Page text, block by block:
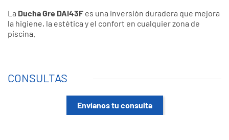
La Ducha Gre DAI43F es una inversión duradera que mejora
la higiene, la estética y el confort en cualquier zona de
piscina.
CONSULTAS
Envíanos tu consulta